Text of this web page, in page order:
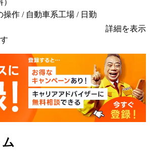
操作 / 自動車系工場 / 日勤
詳細を表示